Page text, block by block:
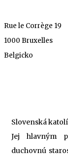
Rue le Corrège 19
1000 Bruxelles
Belgicko
Slovenská
Jej hlavným
duchovnú